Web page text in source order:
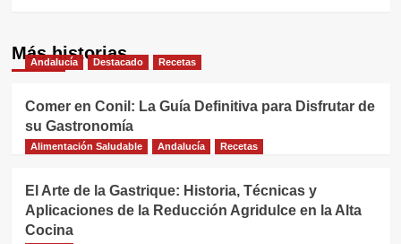
Más historias
Andalucía Destacado Recetas
Comer en Conil: La Guía Definitiva para Disfrutar de
su Gastronomía
Alimentación Saludable Andalucía Recetas
El Arte de la Gastrique: Historia, Técnicas y
Aplicaciones de la Reducción Agridulce en la Alta
Cocina